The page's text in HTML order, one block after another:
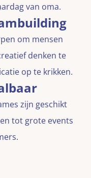
van oma.
om mensen
denken te
op te krikken.
zijn geschikt
tot grote events